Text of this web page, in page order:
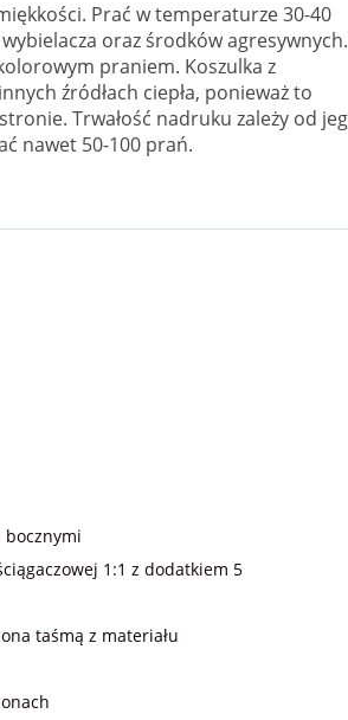
Prać w temperaturze 30-40
oraz środków agresywnych.
praniem. Koszulka z
źródłach ciepła, ponieważ to
Trwałość nadruku zależy od
nawet 50-100 prań.
bocznymi
1:1 z dodatkiem 5
taśmą z materiału